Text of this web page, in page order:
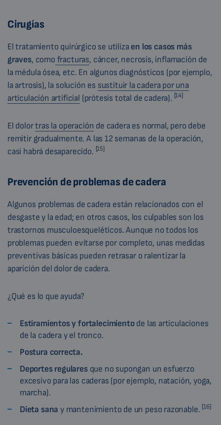
Cirugías
El tratamiento quirúrgico se utilizaen los casos más
graves, como fracturas, cáncer, necrosis, inflamación de
la médula ósea, etc. En algunos diagnósticos (por ejemplo,
la artrosis), la solución es sustituir la cadera por una
articulación artificial (prótesis total de cadera). [14]
El dolortras la operación de cadera es normal, pero debe
remitir gradualmente. A las 12 semanas de la operación,
casi habrá desaparecido. [15]
Prevención de problemas de cadera
Algunos problemas de cadera están relacionados con el
desgaste y la edad; en otros casos, los culpables son los
trastornos musculoesqueléticos. Aunque no todos los
problemas pueden evitarse por completo, unas medidas
preventivas básicas pueden retrasar o ralentizar la
aparición del dolor de cadera.
¿Qué es lo que ayuda?
Estiramientos y fortalecimientode las articulaciones
de la cadera y el tronco.
Postura correcta.
Deportes regularesque no supongan un esfuerzo
excesivo para las caderas (por ejemplo, natación, yoga,
marcha).
Dieta sana y mantenimiento de un peso razonable. [16]